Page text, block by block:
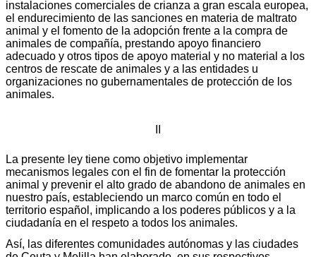
instalaciones comerciales de crianza a gran escala europea,
el endurecimiento de las sanciones en materia de maltrato
animal y el fomento de la adopción frente a la compra de
animales de compañía, prestando apoyo financiero
adecuado y otros tipos de apoyo material y no material a los
centros de rescate de animales y a las entidades u
organizaciones no gubernamentales de protección de los
animales.
La presente ley tiene como objetivo implementar
mecanismos legales con el fin de fomentar la protección
animal y prevenir el alto grado de abandono de animales en
nuestro país, estableciendo un marco común en todo el
territorio español, implicando a los poderes públicos y a la
ciudadanía en el respeto a todos los animales.
Así, las diferentes comunidades autónomas y las ciudades